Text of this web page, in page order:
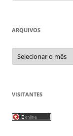
ARQUIVOS
Arquivos
VISITANTES